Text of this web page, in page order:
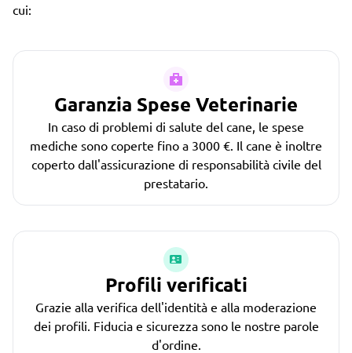
cui:
Garanzia Spese Veterinarie
In caso di problemi di salute del cane, le spese
mediche sono coperte fino a 3000 €. Il cane è inoltre
coperto dall'assicurazione di responsabilità civile del
prestatario.
Profili verificati
Grazie alla verifica dell'identità e alla moderazione
dei profili. Fiducia e sicurezza sono le nostre parole
d'ordine.